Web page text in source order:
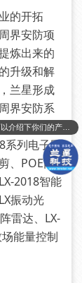
的开拓
界安防项
炼出来的
升级和解
兰星形成
界安防系
智能高压脉
系列电子围
、POE网
2018智能
振动光
雷达、LX-
能量控制
可以介绍下你们的产品么？